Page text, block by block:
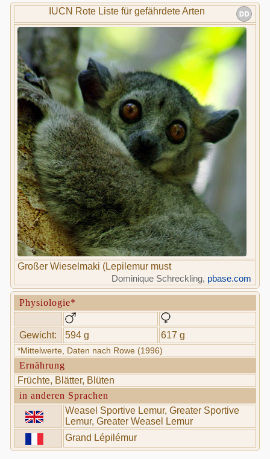
IUCN Rote Liste für gefährdete Arten
Großer Wieselmaki (Lepilemur must
Dominique Schreckling, pbase.com
Physiologie*
Gewicht: 594 g 617 g
*Mittelwerte, Daten nach Rowe (1996)
Ernährung
Früchte, Blätter, Blüten
in anderen Sprachen
Weasel Sportive Lemur, Greater Sportive
Lemur, Greater Weasel Lemur
Grand Lépilémur